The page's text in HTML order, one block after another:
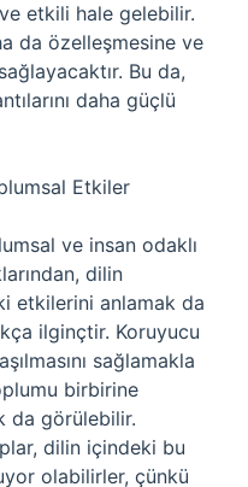
etkili hale gelebilir.
da özelleşmesine ve
Bu da,
daha güçlü
Etkiler
ve insan odaklı
dilin
etkilerini anlamak da
ilginçtir. Koruyucu
sağlamakla
birbirine
da görülebilir.
dilin içindeki bu
olabilirler, çünkü